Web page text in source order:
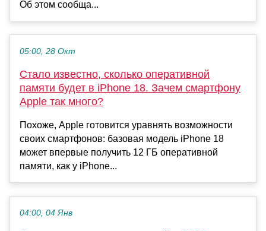
Об этом сообща...
05:00, 28 Окт
Стало известно, сколько оперативной
памяти будет в iPhone 18. Зачем смартфону
Apple так много?
Похоже, Apple готовится уравнять возможности
своих смартфонов: базовая модель iPhone 18
может впервые получить 12 ГБ оперативной
памяти, как у iPhone...
04:00, 04 Янв